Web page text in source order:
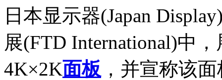
日本显示器(Japan
展(FTD International)中
4K×2K面板 ，并宣称该